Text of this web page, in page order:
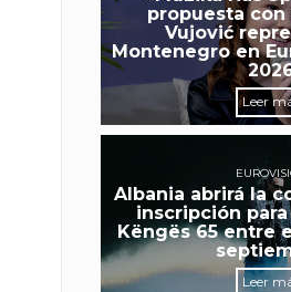
propuesta con
Vujović
Montenegro en
Leer
Albania abrirá la
inscripción
Këngës 65 entre
Leer